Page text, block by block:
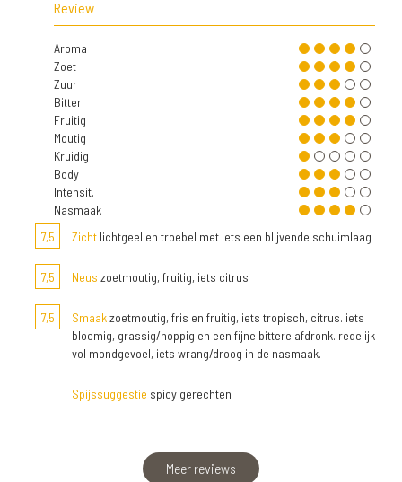
Review
Aroma
Zoet
Zuur
Bitter
Fruitig
Moutig
Kruidig
Body
Intensit.
Nasmaak
7,5
Zicht lichtgeel en troebel met iets een blijvende schuimlaag
7,5 Neus zoetmoutig, fruitig, iets citrus
7,5 Smaakzoetmoutig, fris en fruitig, iets tropisch, citrus. iets
bloemig, grassig/hoppig en een fijne bittere afdronk. redelijk
vol mondgevoel, iets wrang/droog in de nasmaak.
Spijssuggestie spicy gerechten
Meer reviews